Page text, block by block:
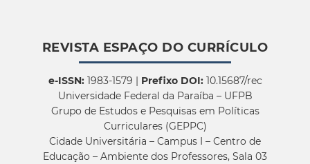
REVISTA ESPAÇO DO CURRÍCULO
e-ISSN:1983-1579 | Prefixo DOI:10.15687/rec
Universidade Federal da Paraíba – UFPB
Grupo de Estudos e Pesquisas em Políticas
Curriculares (GEPPC)
Cidade Universitária – Campus I – Centro de
Educação – Ambiente dos Professores, Sala 03